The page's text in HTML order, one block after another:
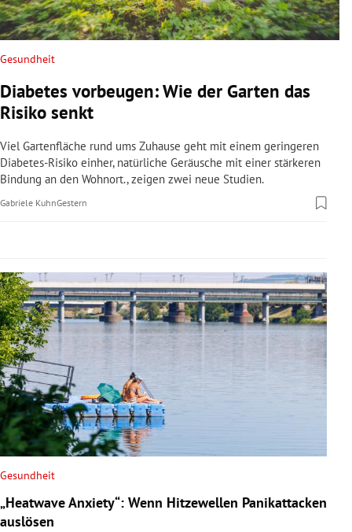
Untermenü
Untermenü
Untermenü
Untermenü
Untermenü
Untermenü
Untermenü
Gesundheit
Diabetes vorbeugen: Wie der Garten das
Risiko senkt
Viel Gartenfläche rund ums Zuhause geht mit einem geringeren
Diabetes-Risiko einher, natürliche Geräusche mit einer stärkeren
Bindung an den Wohnort., zeigen zwei neue Studien.
Gabriele KuhnGestern
Gesundheit
„Heatwave Anxiety“: Wenn Hitzewellen Panikattacken
auslösen